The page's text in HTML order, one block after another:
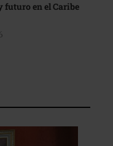
futuro en el Caribe